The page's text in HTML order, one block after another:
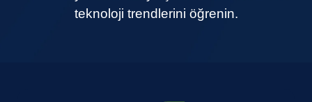
teknoloji trendlerini öğrenin.